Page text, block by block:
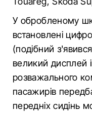
У обробленому
встановлені
(подібний
великий дисплей
розважального
пасажирів
передніх сидінь